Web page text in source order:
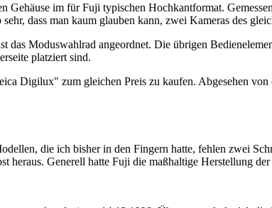
im für Fuji typischen Hochkantformat.
dass man kaum glauben kann, zwei Kameras des
Moduswahlrad angeordnet. Die übrigen
platziert sind.
Digilux" zum gleichen Preis zu kaufen. Abgesehen von
die ich bisher in den Fingern hatte, fehlen zwei
Generell hatte Fuji die maßhaltige Herstellung